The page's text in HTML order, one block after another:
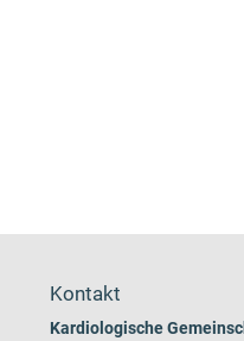
Kontakt
Kardiologische